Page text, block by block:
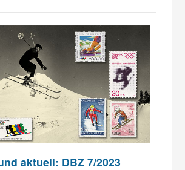
aktuell: DBZ 7/2023